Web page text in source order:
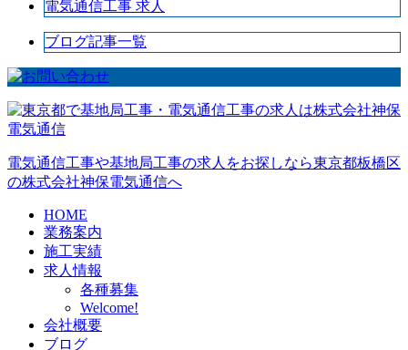
電気通信工事 求人
ブログ記事一覧
電気通信工事や基地局工事の求人をお探しなら東京都板橋区
の株式会社神保電気通信へ
HOME
業務案内
施工実績
求人情報
各種募集
Welcome!
会社概要
ブログ